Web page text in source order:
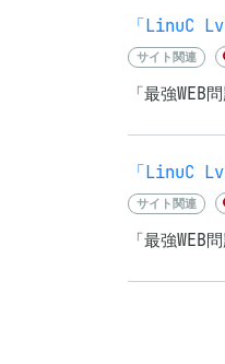
「LinuC
サイト関連
「最強
「LinuC
サイト関連
「最強